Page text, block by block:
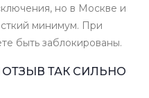
но в Москве и
минимум. При
быть заблокированы.
ТАК СИЛЬНО